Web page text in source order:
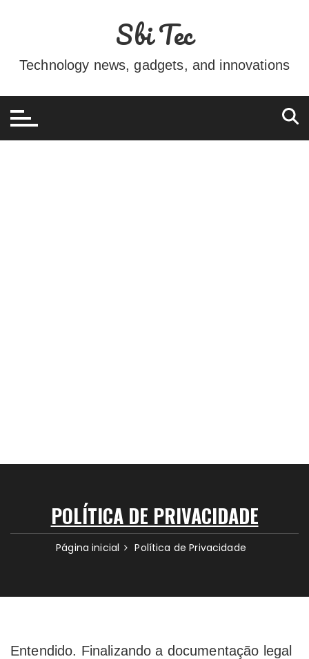
conteúdo
Sbi Tec
Technology news, gadgets, and innovations
POLÍTICA DE PRIVACIDADE
Página inicial Política de Privacidade
Entendido. Finalizando a documentação legal